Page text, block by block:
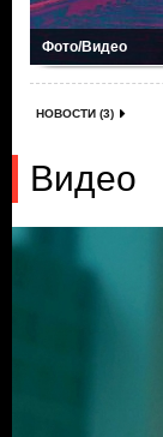
Фото/Видео
НОВОСТИ (3)
Видео